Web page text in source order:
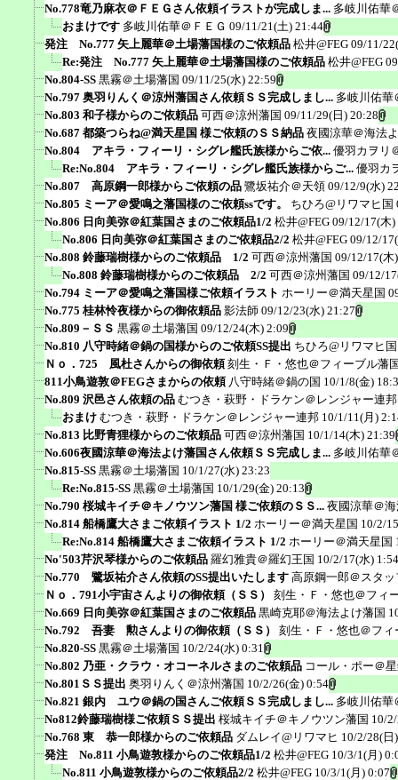
No.778竜乃麻衣＠ＦＥＧさん依頼イラストが完成しま... 多岐川佑華
おまけです 多岐川佑華＠ＦＥＧ 09/11/21(土) 21:44
発注 No.777 矢上麗華＠土場藩国様のご依頼品 松井@FEG 09/11/
Re:発注 No.777 矢上麗華＠土場藩国様のご依頼品 松井@FEG
No.804-SS 黒霧＠土場藩国 09/11/25(水) 22:59
No.797 奥羽りんく＠涼州藩国さん依頼ＳＳ完成しまし... 多岐川佑華
No.803 和子様からのご依頼品 可西＠涼州藩国 09/11/29(日) 20:28
No.687 都築つらね@満天星国 様ご依頼のＳＳ納品 夜國涼華＠海法
No.804 アキラ・フィーリ・シグレ艦氏族様からご依... 優羽カヲリ
Re:No.804 アキラ・フィーリ・シグレ艦氏族様からご... 優羽カ
No.807 高原鋼一郎様からご依頼の品 鷺坂祐介＠天領 09/12/9(水)
No.805 ミーア＠愛鳴之藩国様のご依頼ssです。
ちひろ@リワマヒ国
No.806 日向美弥＠紅葉国さまのご依頼品1/2 松井@FEG 09/12/17(木)
No.806 日向美弥＠紅葉国さまのご依頼品2/2 松井@FEG 09/12/
No.808 鈴藤瑞樹様からのご依頼品 1/2 可西＠涼州藩国 09/12/17(木
No.808 鈴藤瑞樹様からのご依頼品 2/2 可西＠涼州藩国 09/12/
No.794 ミーア＠愛鳴之藩国様ご依頼イラスト ホーリー＠満天星国
No.775 桂林怜夜様からの御依頼品 影法師 09/12/23(水) 21:27
No.809－ＳＳ 黒霧＠土場藩国 09/12/24(木) 2:09
No.810 八守時緒＠鍋の国様からのご依頼SS提出 ちひろ@リワマヒ国
Ｎｏ．725 風杜さんからの御依頼 刻生・Ｆ・悠也＠フィーブル藩
811小鳥遊敦＠FEGさまからの依頼 八守時緒＠鍋の国 10/1/8(金)
No.809 沢邑さん依頼の品 むつき・萩野・ドラケン＠レンジャー連邦
おまけ むつき・萩野・ドラケン＠レンジャー連邦 10/1/11(月)
No.813 比野青狸様からのご依頼品 可西＠涼州藩国 10/1/14(木) 21:39
No.606夜國涼華＠海法よけ藩国さん依頼ＳＳ完成しま... 多岐川佑華
No.815-SS 黒霧＠土場藩国 10/1/27(水) 23:23
Re:No.815-SS 黒霧＠土場藩国 10/1/29(金) 20:13
No.790 桜城キイチ＠キノウツン藩国 様ご依頼のＳＳ... 夜國涼華＠
No.814 船橋鷹大さまご依頼イラスト 1/2 ホーリー＠満天星国 10/2/
Re:No.814 船橋鷹大さまご依頼イラスト 1/2 ホーリー＠満天星国
No'503芹沢琴様からのご依頼品 羅幻雅貴＠羅幻王国 10/2/17(水) 1:54
No.770 鷺坂祐介さん依頼のSS提出いたします 高原鋼一郎＠スタッ
Ｎｏ．791小宇宙さんよりの御依頼（ＳＳ）
刻生・Ｆ・悠也＠フィ
No.669 日向美弥＠紅葉国さまのご依頼品 黒崎克耶＠海法よけ藩国
No.792 吾妻 勲さんよりの御依頼（ＳＳ）
刻生・Ｆ・悠也＠フィ
No.820-SS 黒霧＠土場藩国 10/2/24(水) 0:31
No.802 乃亜・クラウ・オコーネルさまのご依頼品 コール・ポー＠
No.801ＳＳ提出 奥羽りんく＠涼州藩国 10/2/26(金) 0:54
No.821 銀内 ユウ＠鍋の国さんご依頼ＳＳ完成しまし... 多岐川佑華
No812鈴藤瑞樹様ご依頼ＳＳ提出 桜城キイチ＠キノウツン藩国 10/
No.768 東 恭一郎様からのご依頼品 ダムレイ@リワマヒ 10/2/28(日
発注 No.811 小鳥遊敦様からのご依頼品1/2 松井@FEG 10/3/1(月)
No.811 小鳥遊敦様からのご依頼品2/2 松井@FEG 10/3/1(月) 0:07